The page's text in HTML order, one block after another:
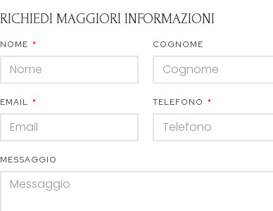
RICHIEDI MAGGIORI INFORMAZIONI
NOME COGNOME
EMAIL TELEFONO
MESSAGGIO